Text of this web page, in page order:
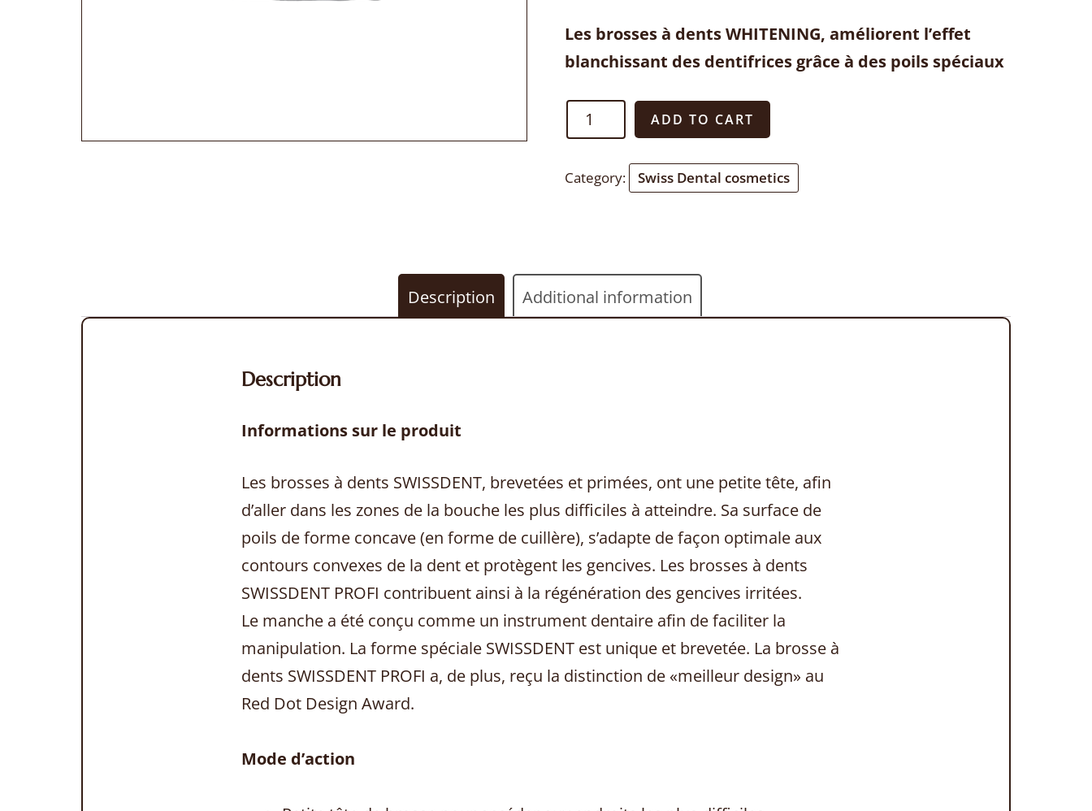
Les brosses à dents WHITENING, améliorent l’effet
blanchissant des dentifrices grâce à des poils spéciaux
SWISSDENT
WHITENING
à
Jeans/Pétrole/Or
quantity
ADD TO CART
Category: Swiss Dental cosmetics
Description Additional information
Description
Informations sur le produit
Les brosses à dents SWISSDENT, brevetées et primées, ont une petite tête, afin
d’aller dans les zones de la bouche les plus difficiles à atteindre. Sa surface de
poils de forme concave (en forme de cuillère), s’adapte de façon optimale aux
contours convexes de la dent et protègent les gencives. Les brosses à dents
SWISSDENT PROFI contribuent ainsi à la régénération des gencives irritées.
Le manche a été conçu comme un instrument dentaire afin de faciliter la
manipulation. La forme spéciale SWISSDENT est unique et brevetée. La brosse à
dents SWISSDENT PROFI a, de plus, reçu la distinction de «meilleur design» au
Red Dot Design Award.
Mode d’action